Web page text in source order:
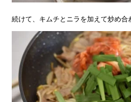
続けて、キムチとニラを加えて炒め合